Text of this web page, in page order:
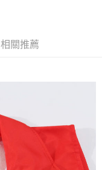
相關推薦